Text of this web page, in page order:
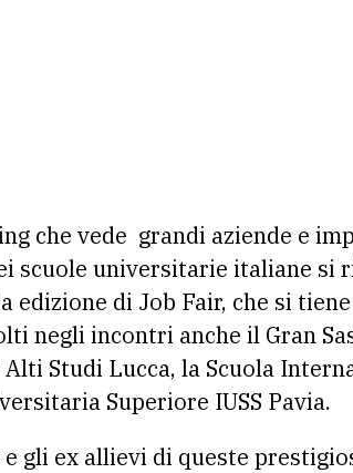
che vede grandi aziende e
scuole universitarie italiane si
edizione di Job Fair, che si
negli incontri anche il Gran
Studi Lucca, la Scuola
Superiore IUSS Pavia.
gli ex allievi di queste